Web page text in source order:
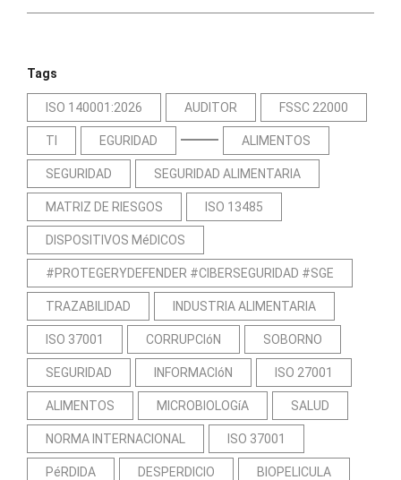
Tags
ISO 140001:2026 AUDITOR FSSC 22000
TI EGURIDAD ALIMENTOS
SEGURIDAD SEGURIDAD ALIMENTARIA
MATRIZ DE RIESGOS ISO 13485
DISPOSITIVOS MéDICOS
#PROTEGERYDEFENDER #CIBERSEGURIDAD #SGE
TRAZABILIDAD INDUSTRIA ALIMENTARIA
ISO 37001 CORRUPCIóN SOBORNO
SEGURIDAD INFORMACIóN ISO 27001
ALIMENTOS MICROBIOLOGíA SALUD
NORMA INTERNACIONAL ISO 37001
PéRDIDA DESPERDICIO BIOPELICULA